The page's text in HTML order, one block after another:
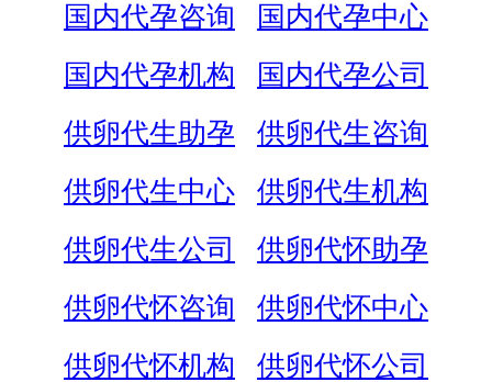
国内代孕咨询
国内代孕中心
国内代孕机构
国内代孕公司
供卵代生助孕
供卵代生咨询
供卵代生中心
供卵代生机构
供卵代生公司
供卵代怀助孕
供卵代怀咨询
供卵代怀中心
供卵代怀机构
供卵代怀公司